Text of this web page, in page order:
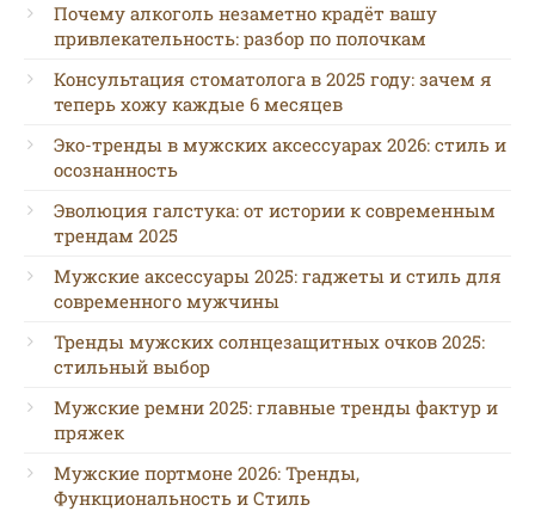
Почему алкоголь незаметно крадёт вашу
привлекательность: разбор по полочкам
Консультация стоматолога в 2025 году: зачем я
теперь хожу каждые 6 месяцев
Эко-тренды в мужских аксессуарах 2026: стиль и
осознанность
Эволюция галстука: от истории к современным
трендам 2025
Мужские аксессуары 2025: гаджеты и стиль для
современного мужчины
Тренды мужских солнцезащитных очков 2025:
стильный выбор
Мужские ремни 2025: главные тренды фактур и
пряжек
Мужские портмоне 2026: Тренды,
Функциональность и Стиль